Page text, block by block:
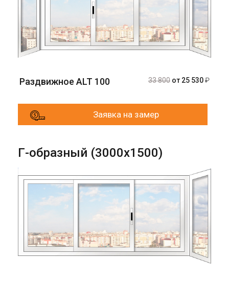
Раздвижное ALT 100 33 800 от 25 530₽
Заявка на замер
Г-образный (3000х1500)